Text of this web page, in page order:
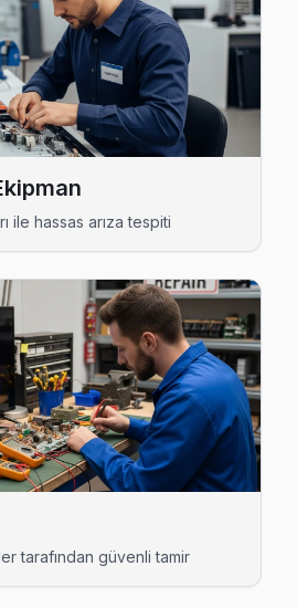
Meclis'de çalışmıyorsa teknik
Arıza →
ekran değişimi gerekebilir mi?
Servis →
Servis
kart arızası Mevlana mahallesinde
→
Servis
bölgesindeki Sanyo
Servis →
ile hassas arıza tespiti
tarafından güvenli tamir